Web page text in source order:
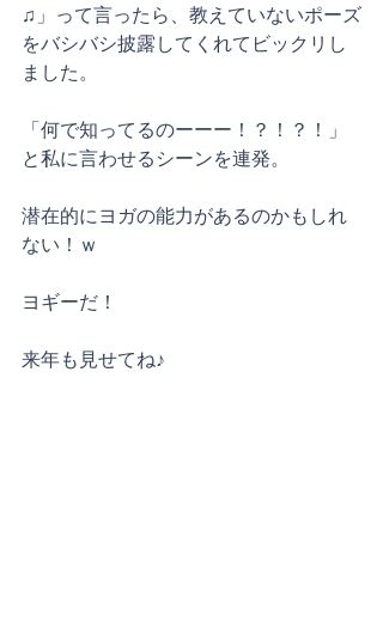
♫」って言ったら、教えていないポーズ
をバシバシ披露してくれてビックリし
ました。
「何で知ってるのーーー！？！？！」
と私に言わせるシーンを連発。
潜在的にヨガの能力があるのかもしれ
ない！ｗ
ヨギーだ！
来年も見せてね♪